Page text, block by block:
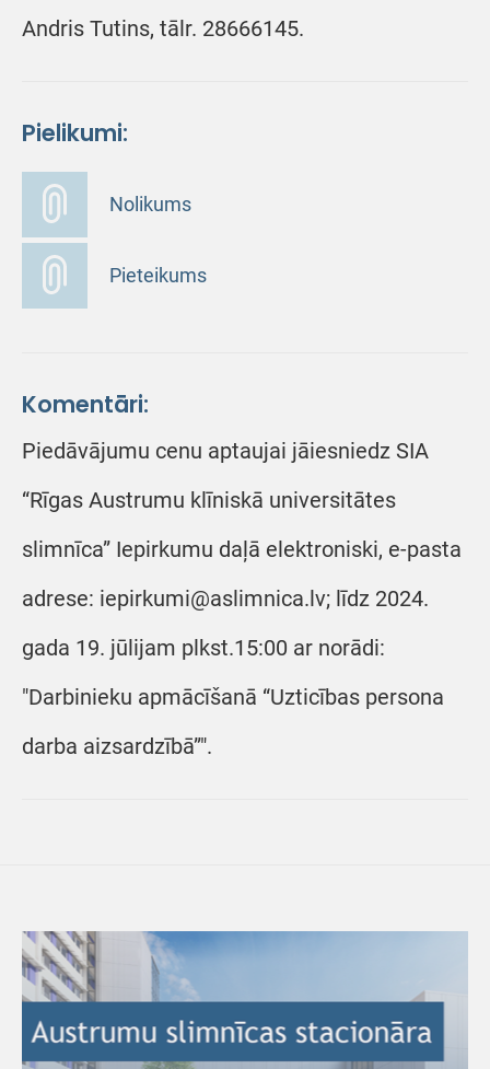
Andris Tutins, tālr. 28666145.
Pielikumi:
Nolikums
Pieteikums
Komentāri:
Piedāvājumu cenu aptaujai jāiesniedz SIA
“Rīgas Austrumu klīniskā universitātes
slimnīca” Iepirkumu daļā elektroniski, e-pasta
adrese: iepirkumi@aslimnica.lv; līdz 2024.
gada 19. jūlijam plkst.15:00 ar norādi:
"Darbinieku apmācīšanā “Uzticības persona
darba aizsardzībā”".